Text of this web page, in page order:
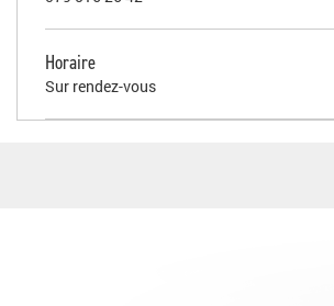
Horaire
Sur rendez-vous